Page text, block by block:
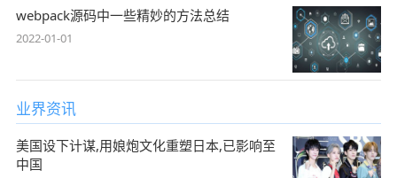
webpack源码中一些精妙的方法总结
2022-01-01
业界资讯
美国设下计谋,用娘炮文化重塑日本,已影响至
中国